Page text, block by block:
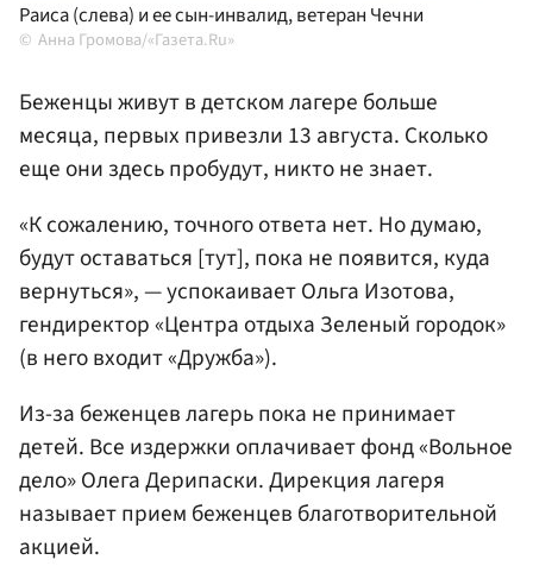
Раиса (слева) и ее сын-инвалид, ветеран Чечни
Анна Громова/«Газета.Ru»
Беженцы живут в детском лагере больше
месяца, первых привезли 13 августа. Сколько
еще они здесь пробудут, никто не знает.
«К сожалению, точного ответа нет. Но думаю,
будут оставаться [тут], пока не появится, куда
вернуться», — успокаивает Ольга Изотова,
гендиректор «Центра отдыха Зеленый городок»
(в него входит «Дружба»).
Из-за беженцев лагерь пока не принимает
детей. Все издержки оплачивает фонд «Вольное
дело» Олега Дерипаски. Дирекция лагеря
называет прием беженцев благотворительной
акцией.